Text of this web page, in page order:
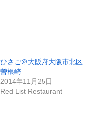
ひさご＠大阪府大阪市北区
曽根崎
2014年11月25日
Red List Restaurant